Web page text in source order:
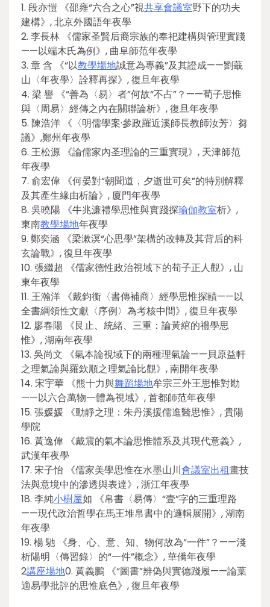
1. 段亦愷 《邵雍“六合之心”視共享會議室野下的功夫
建構》, 北京外國語年夜學
2. 李長林 《儒家圣賢后裔宗族的奉祀建構與管理實踐
——以端木氏為例》, 曲阜師范年夜學
3. 章 含 《“以教學場地誠意為專義”及其證成——劉蕺
山〈年夜學〉詮釋再探》, 復旦年夜學
4. 梁 譽 《“善為〈易〉者”何故“不占”？——荀子思惟
與〈周易〉經傳之內在關聯論析》, 復旦年夜學
5. 陳浩洋 《〈明儒學案·參政羅近溪師長教師汝芳〉芻
議》,鄭州年夜學
6. 王松源 《論儒家內圣理論的三重實現》, 天津師范
年夜學
7. 俞宏偉 《何晏對“朝聞道，夕逝世可矣”的特別解釋
及其產生緣由析論》, 廈門年夜學
8. 吳曉陽 《牛兆濂禮學思惟與實踐探瑜伽教室析》,
東南教學場地年夜學
9. 鄭奕涵 《梁漱溟“心思學”架構的改轉及其背后的科
玄論戰》, 復旦年夜學
10. 張繼超 《儒家德性政治視域下的荀子正人觀》, 山
東年夜學
11. 王瀚洋 《戴鈞衡〈書傳補商〉經學思惟探賾——以
全書綱領性文獻〈序例〉為考核中間》, 復旦年夜學
12. 廖春陽 《艮止、統緒、三重：論黃綰的禮學思
惟》, 湖南年夜學
13. 吳尚文 《氣本論視域下的兩種理氣論——貝原益軒
之理氣論與羅欽順之理氣論比觀》, 南開年夜學
14. 宋宇華 《熊十力與舞蹈場地牟宗三外王思惟對勘
——以六合萬物一體為視域》, 首都師范年夜學
15. 張媛媛 《動靜之理：朱丹溪援儒進醫思惟》, 貴陽
學院
16. 黃逸偉 《戴震的氣本論思惟體系及其現代意義》,
武漢年夜學
17. 宋子怡 《儒家美學思惟在水墨山川會議室出租畫技
法與意境中的滲透與表達》, 浙江年夜學
18. 李純小樹屋如 《帛書〈易傳〉“壹”字的三重理路
——現代政治哲學在馬王堆帛書中的邏輯展開》, 湖南
年夜學
19. 楊 馳 《身、心、意、知、物何故為“一件”？——淺
析陽明〈傳習錄〉的“一件”概念》, 華僑年夜學
2講座場地0. 黃義鵬 《“圖書”辨偽與實德踐履——論葉
適易學批評的思惟底色》, 復旦年夜學